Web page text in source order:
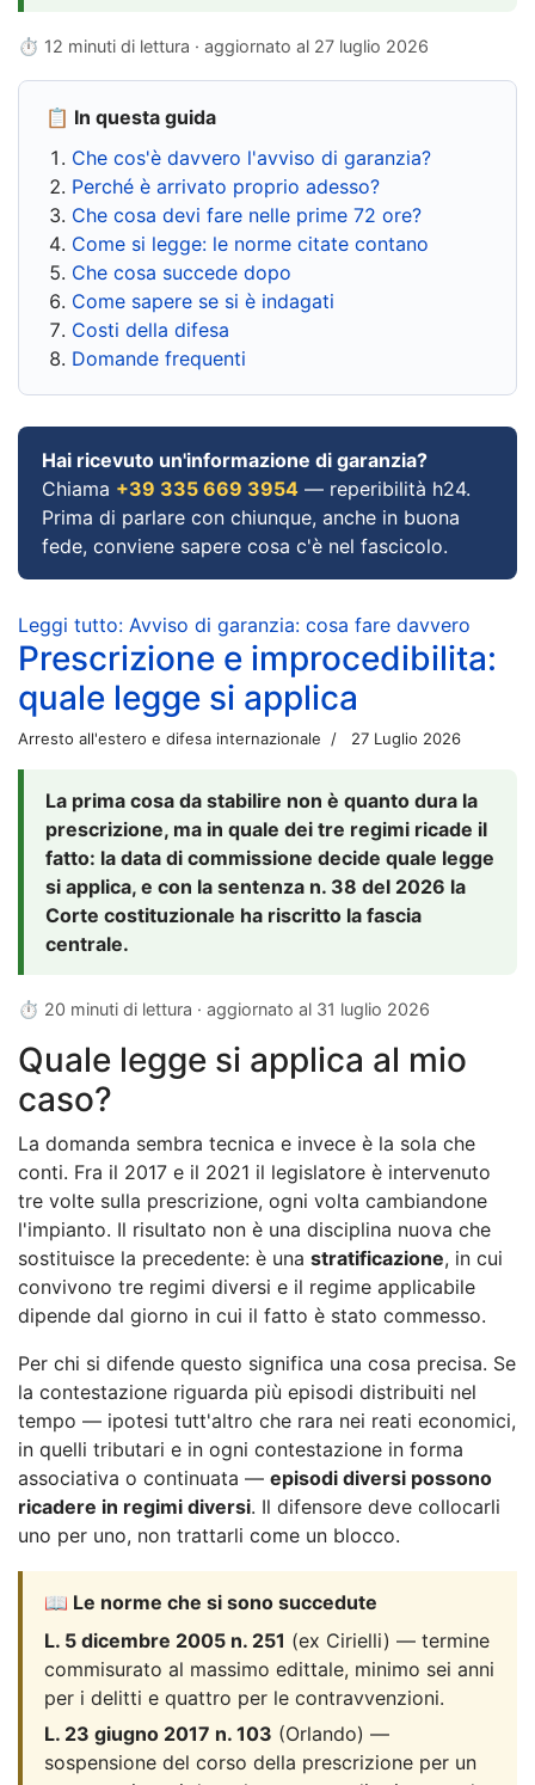
⏱ 12 minuti di lettura · aggiornato al 27 luglio 2026
📋 In questa guida
Che cos'è davvero l'avviso di garanzia?
Perché è arrivato proprio adesso?
Che cosa devi fare nelle prime 72 ore?
Come si legge: le norme citate contano
Che cosa succede dopo
Come sapere se si è indagati
Costi della difesa
Domande frequenti
Hai ricevuto un'informazione di garanzia?
Chiama +39 335 669 3954 — reperibilità h24.
Prima di parlare con chiunque, anche in buona
fede, conviene sapere cosa c'è nel fascicolo.
Leggi tutto: Avviso di garanzia: cosa fare davvero
Prescrizione e improcedibilita:
quale legge si applica
Arresto all'estero e difesa internazionale 27 Luglio 2026
La prima cosa da stabilire non è quanto dura la
prescrizione, ma in quale dei tre regimi ricade il
fatto: la data di commissione decide quale legge
si applica, e con la sentenza n. 38 del 2026 la
Corte costituzionale ha riscritto la fascia
centrale.
⏱ 20 minuti di lettura · aggiornato al 31 luglio 2026
Quale legge si applica al mio
caso?
La domanda sembra tecnica e invece è la sola che
conti. Fra il 2017 e il 2021 il legislatore è intervenuto
tre volte sulla prescrizione, ogni volta cambiandone
l'impianto. Il risultato non è una disciplina nuova che
sostituisce la precedente: è una stratificazione, in cui
convivono tre regimi diversi e il regime applicabile
dipende dal giorno in cui il fatto è stato commesso.
Per chi si difende questo significa una cosa precisa. Se
la contestazione riguarda più episodi distribuiti nel
tempo — ipotesi tutt'altro che rara nei reati economici,
in quelli tributari e in ogni contestazione in forma
associativa o continuata — episodi diversi possono
ricadere in regimi diversi. Il difensore deve collocarli
uno per uno, non trattarli come un blocco.
📖 Le norme che si sono succedute
L. 5 dicembre 2005 n. 251 (ex Cirielli) — termine
commisurato al massimo edittale, minimo sei anni
per i delitti e quattro per le contravvenzioni.
L. 23 giugno 2017 n. 103 (Orlando) —
sospensione del corso della prescrizione per un